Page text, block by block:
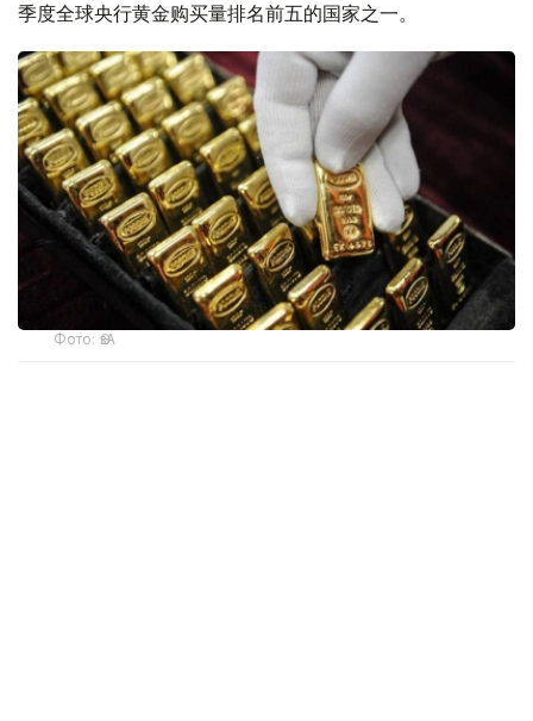
季度全球央行黄金购买量排名前五的国家之一。
Фото: ӨзА